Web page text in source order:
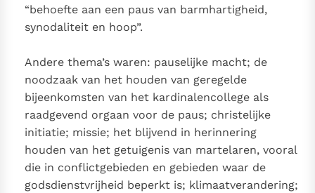
“behoefte aan een paus van barmhartigheid,
synodaliteit en hoop”.
Andere thema’s waren: pauselijke macht; de
noodzaak van het houden van geregelde
bijeenkomsten van het kardinalencollege als
raadgevend orgaan voor de paus; christelijke
initiatie; missie; het blijvend in herinnering
houden van het getuigenis van martelaren, vooral
die in conflictgebieden en gebieden waar de
godsdienstvrijheid beperkt is; klimaatverandering;